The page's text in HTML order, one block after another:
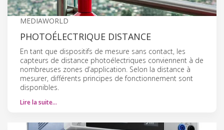
MEDIAWORLD
PHOTOÉLECTRIQUE DISTANCE
En tant que dispositifs de mesure sans contact, les
capteurs de distance photoélectriques conviennent à de
nombreuses zones d’application. Selon la distance à
mesurer, différents principes de fonctionnement sont
disponibles.
Lire la suite…